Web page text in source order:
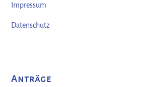
Impressum
Datenschutz
Anträge